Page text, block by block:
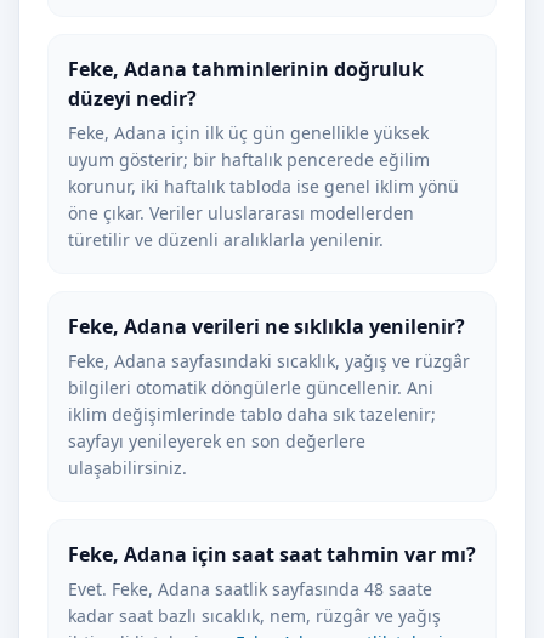
Feke, Adana tahminlerinin doğruluk
düzeyi nedir?
Feke, Adana için ilk üç gün genellikle yüksek
uyum gösterir; bir haftalık pencerede eğilim
korunur, iki haftalık tabloda ise genel iklim yönü
öne çıkar. Veriler uluslararası modellerden
türetilir ve düzenli aralıklarla yenilenir.
Feke, Adana verileri ne sıklıkla yenilenir?
Feke, Adana sayfasındaki sıcaklık, yağış ve rüzgâr
bilgileri otomatik döngülerle güncellenir. Ani
iklim değişimlerinde tablo daha sık tazelenir;
sayfayı yenileyerek en son değerlere
ulaşabilirsiniz.
Feke, Adana için saat saat tahmin var mı?
Evet. Feke, Adana saatlik sayfasında 48 saate
kadar saat bazlı sıcaklık, nem, rüzgâr ve yağış